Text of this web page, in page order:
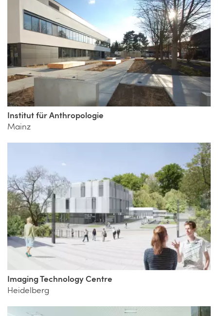
Institut für Anthropologie
Mainz
Imaging Technology Centre
Heidelberg